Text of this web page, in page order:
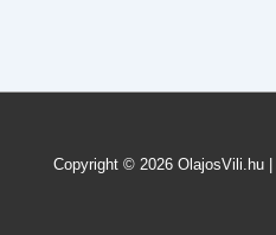
Copyright © 2026 OlajosVili.hu